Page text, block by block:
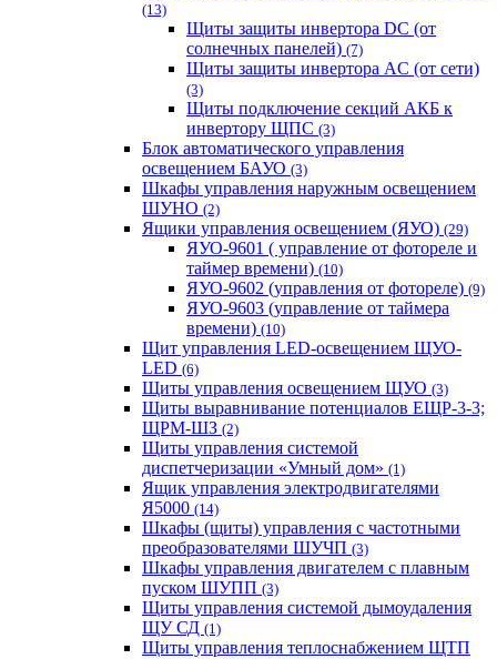
(13)
Щиты защиты инвертора DC (от
солнечных панелей) (7)
Щиты защиты инвертора AC (от сети)
(3)
Щиты подключение секций АКБ к
инвертору ЩПС (3)
Блок автоматического управления
освещением БАУО (3)
Шкафы управления наружным освещением
ШУНО (2)
Ящики управления освещением (ЯУО) (29)
ЯУО-9601 ( управление от фотореле и
таймер времени) (10)
ЯУО-9602 (управления от фотореле) (9)
ЯУО-9603 (управление от таймера
времени) (10)
Щит управления LED-освещением ЩУО-
LED (6)
Щиты управления освещением ЩУО (3)
Щиты выравнивание потенциалов ЕЩР-3-3;
ЩРМ-ШЗ (2)
Щиты управления системой
диспетчеризации «Умный дом» (1)
Ящик управления электродвигателями
Я5000 (14)
Шкафы (щиты) управления с частотными
преобразователями ШУЧП (3)
Шкафы управления двигателем с плавным
пуском ШУПП (3)
Щиты управления системой дымоудаления
ЩУ СД (1)
Щиты управления теплоснабжением ЩТП